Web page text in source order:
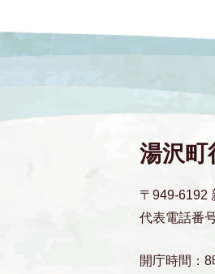
湯沢町
〒949-6192
代表電話番
開庁時間：